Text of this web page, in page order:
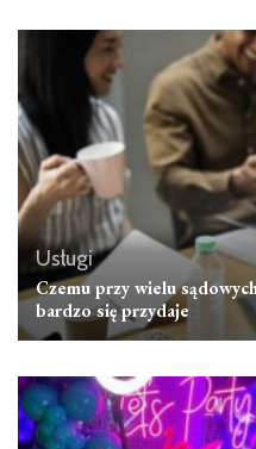
Usługi
Czemu przy wielu
bardzo się przydaje